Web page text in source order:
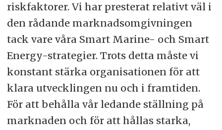
riskfaktorer. Vi har presterat relativt väl i
den rådande marknadsomgivningen
tack vare våra Smart Marine- och Smart
Energy-strategier. Trots detta måste vi
konstant stärka organisationen för att
klara utvecklingen nu och i framtiden.
För att behålla vår ledande ställning på
marknaden och för att hållas starka,